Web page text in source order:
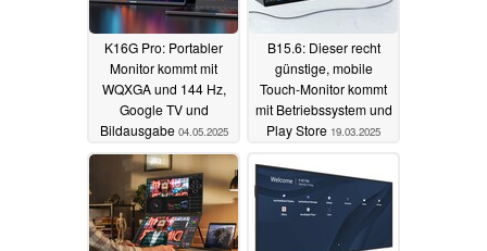
K16G Pro: Portabler
Monitor kommt mit
WQXGA und 144 Hz,
Google TV und
Bildausgabe 04.05.2025
B15.6: Dieser recht
günstige, mobile
Touch-Monitor kommt
mit Betriebssystem und
Play Store 19.03.2025